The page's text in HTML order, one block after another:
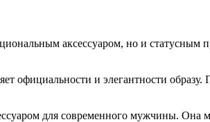
аксессуаром, но и
официальности и элегантности
для современного мужчины. Она